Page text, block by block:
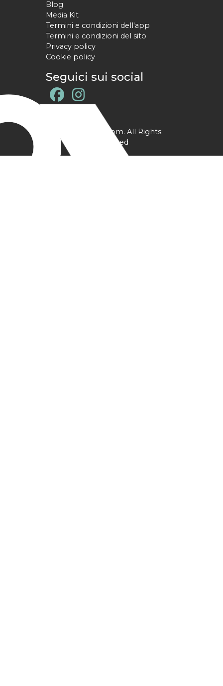
Blog
Media Kit
Termini e condizioni dell'app
Termini e condizioni del sito
Privacy policy
Cookie policy
Seguici sui social
@ YPtrainer.com. All Rights
Reserved